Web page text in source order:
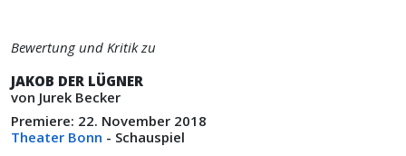
Bewertung und Kritik zu
JAKOB DER LÜGNER
von Jurek Becker
Premiere: 22. November 2018
Theater Bonn - Schauspiel